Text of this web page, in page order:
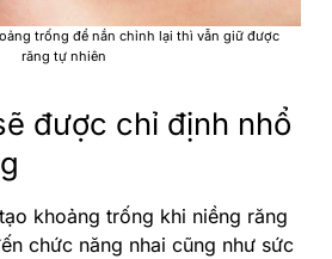
trống để nắn chỉnh lại thì vẫn giữ được
răng tự nhiên
được chỉ định nhổ
khoảng trống khi niềng răng
chức năng nhai cũng như sức